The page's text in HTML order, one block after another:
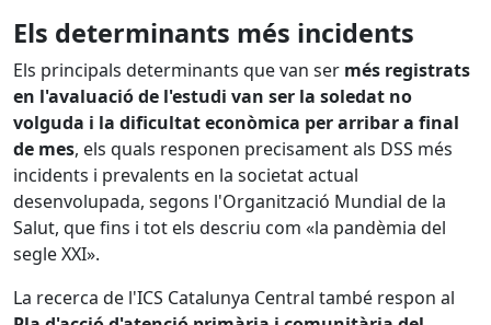
Els determinants més incidents
Els principals determinants que van ser més registrats
en l'avaluació de l'estudi van ser la soledat no
volguda i la dificultat econòmica per arribar a final
de mes, els quals responen precisament als DSS més
incidents i prevalents en la societat actual
desenvolupada, segons l'Organització Mundial de la
Salut, que fins i tot els descriu com «la pandèmia del
segle XXI».
La recerca de l'ICS Catalunya Central també respon al